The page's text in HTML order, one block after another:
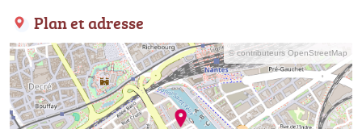
Plan et adresse
© contributeurs OpenStreetMap